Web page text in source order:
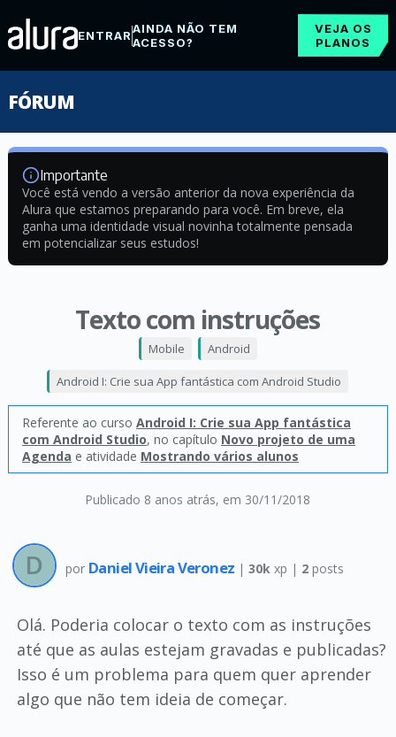
ENTRARAINDA NÃO TEM
ACESSO?
VEJA OS
PLANOS
FÓRUM
Importante
Você está vendo a versão anterior da nova experiência da
Alura que estamos preparando para você. Em breve, ela
ganha uma identidade visual novinha totalmente pensada
em potencializar seus estudos!
Texto com instruções
Publicado 8 anos atrás, em 30/11/2018
Mobile Android
Android I: Crie sua App fantástica com Android Studio
Referente ao curso Android I: Crie sua App fantástica
com Android Studio, no capítulo Novo projeto de uma
Agenda e atividade Mostrando vários alunos
por Daniel Vieira Veronez | 30k xp | 2posts
Olá. Poderia colocar o texto com as instruções
até que as aulas estejam gravadas e publicadas?
Isso é um problema para quem quer aprender
algo que não tem ideia de começar.